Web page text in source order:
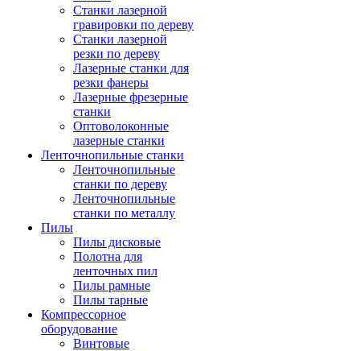
Станки лазерной
гравировки по дереву
Станки лазерной
резки по дереву
Лазерные станки для
резки фанеры
Лазерные фрезерные
станки
Оптоволоконные
лазерные станки
Ленточнопильные станки
Ленточнопильные
станки по дереву
Ленточнопильные
станки по металлу
Пилы
Пилы дисковые
Полотна для
ленточных пил
Пилы рамные
Пилы тарные
Компрессорное
оборудование
Винтовые